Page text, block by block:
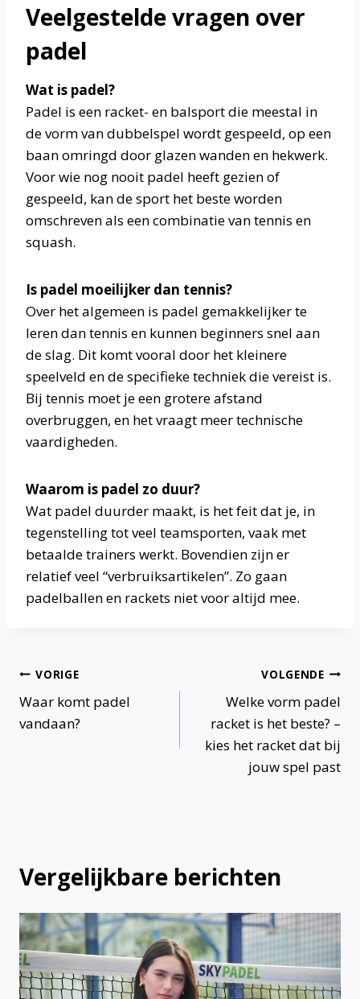
Veelgestelde vragen over
padel
Wat is padel?
Padel is een racket- en balsport die meestal in
de vorm van dubbelspel wordt gespeeld, op een
baan omringd door glazen wanden en hekwerk.
Voor wie nog nooit padel heeft gezien of
gespeeld, kan de sport het beste worden
omschreven als een combinatie van tennis en
squash.
Is padel moeilijker dan tennis?
Over het algemeen is padel gemakkelijker te
leren dan tennis en kunnen beginners snel aan
de slag. Dit komt vooral door het kleinere
speelveld en de specifieke techniek die vereist is.
Bij tennis moet je een grotere afstand
overbruggen, en het vraagt meer technische
vaardigheden.
Waarom is padel zo duur?
Wat padel duurder maakt, is het feit dat je, in
tegenstelling tot veel teamsporten, vaak met
betaalde trainers werkt. Bovendien zijn er
relatief veel “verbruiksartikelen”. Zo gaan
padelballen en rackets niet voor altijd mee.
Bericht
navigatie
VORIGE
Waar komt padel
vandaan?
VOLGENDE
Welke vorm padel
racket is het beste? –
kies het racket dat bij
jouw spel past
Vergelijkbare berichten